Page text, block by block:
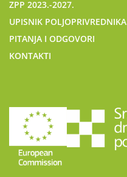
ZPP 2023.-2027.
UPISNIK POLJOPRIVREDNIKA
PITANJA I ODGOVORI
KONTAKTI